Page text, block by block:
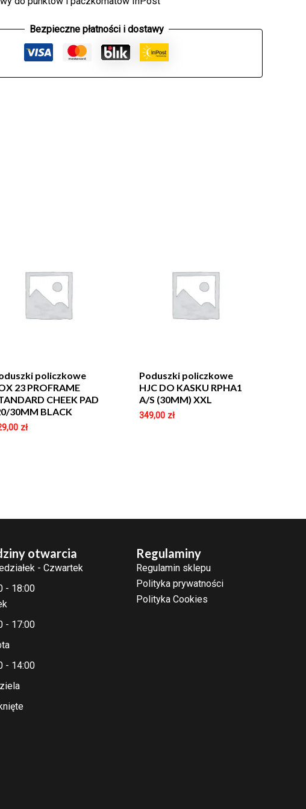
Bezpieczne płatności i dostawy
policzkowe
23 PROFRAME
CHEEK PAD
30MM BLACK
zł
Poduszki policzkowe
HJC DO KASKU RPHA1
A/S (30MM) XXL
349,00 zł
otwarcia
- Czwartek
- 18:00
- 17:00
- 14:00
Regulaminy
Regulamin sklepu
Polityka prywatności
Polityka Cookies